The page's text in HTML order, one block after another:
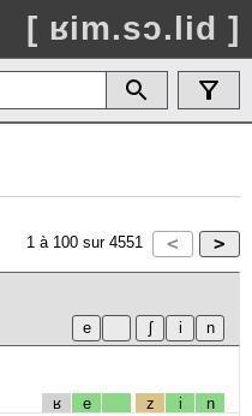
[ ʁim.sɔ.lid ]
1 à 100 sur 4551
ʁ e z i n